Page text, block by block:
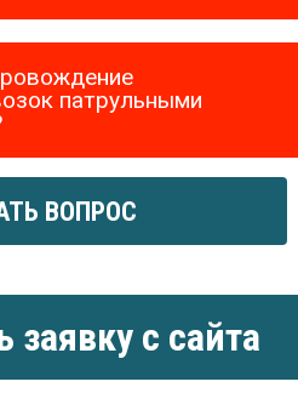
патрульными
ВОПРОС
заявку с сайта